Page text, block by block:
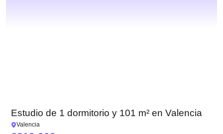
Estudio de 1 dormitorio y 101 m² en Valencia
Valencia